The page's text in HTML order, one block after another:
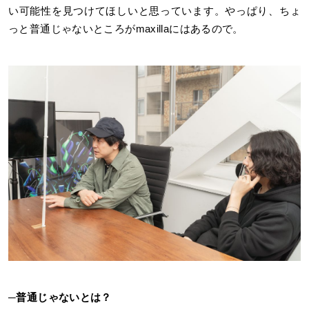
い可能性を見つけてほしいと思っています。やっぱり、ちょ
っと普通じゃないところがmaxillaにはあるので。
─普通じゃないとは？